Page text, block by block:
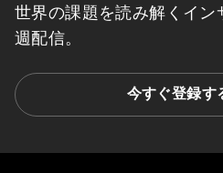
世界の課題を読み解くイン
週配信。
今すぐ登録す